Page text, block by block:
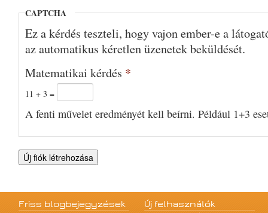
CAPTCHA
Ez a kérdés teszteli, hogy vajon ember-e a
az automatikus kéretlen üzenetek beküldését.
Matematikai kérdés *
11 + 3 =
A fenti művelet eredményét kell beírni. Például 1+3
Friss blogbejegyzések Új felhasználók